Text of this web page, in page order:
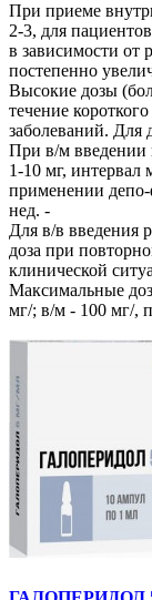
При приеме
2-3, для
в зависимости от
постепенно
Высокие дозы
течение
заболеваний. Для
При в/м введении
1-10 мг,
применении депо-
нед. -
Для в/в введения
доза при
клинической
Максимальные
мг/; в/м - 100 мг/,